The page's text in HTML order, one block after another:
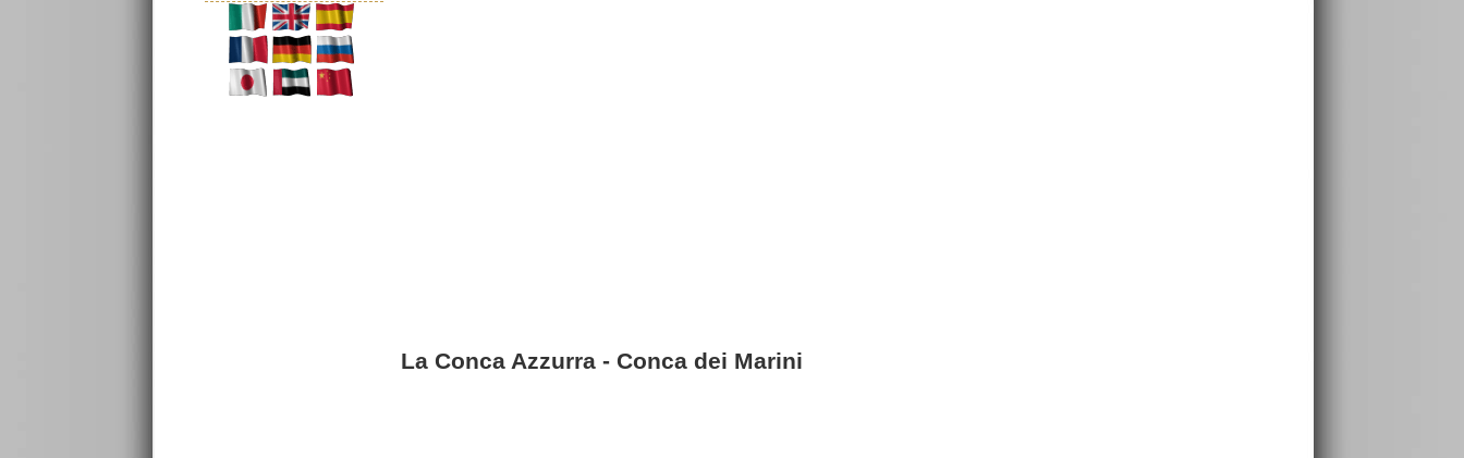
La Conca Azzurra - Conca dei Marini